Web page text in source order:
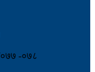
०७७ -०७८